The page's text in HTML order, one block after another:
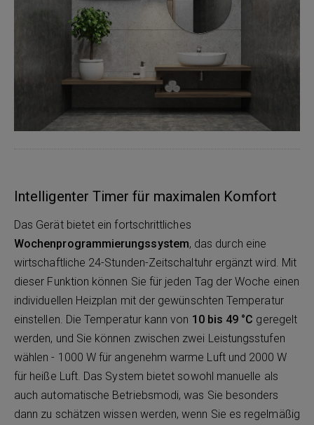
Intelligenter Timer für maximalen Komfort
Das Gerät bietet ein fortschrittliches
Wochenprogrammierungssystem, das durch eine
wirtschaftliche 24-Stunden-Zeitschaltuhr ergänzt wird. Mit
dieser Funktion können Sie für jeden Tag der Woche einen
individuellen Heizplan mit der gewünschten Temperatur
einstellen. Die Temperatur kann von 10 bis 49 °C geregelt
werden, und Sie können zwischen zwei Leistungsstufen
wählen - 1000 W für angenehm warme Luft und 2000 W
für heiße Luft. Das System bietet sowohl manuelle als
auch automatische Betriebsmodi, was Sie besonders
dann zu schätzen wissen werden, wenn Sie es regelmäßig